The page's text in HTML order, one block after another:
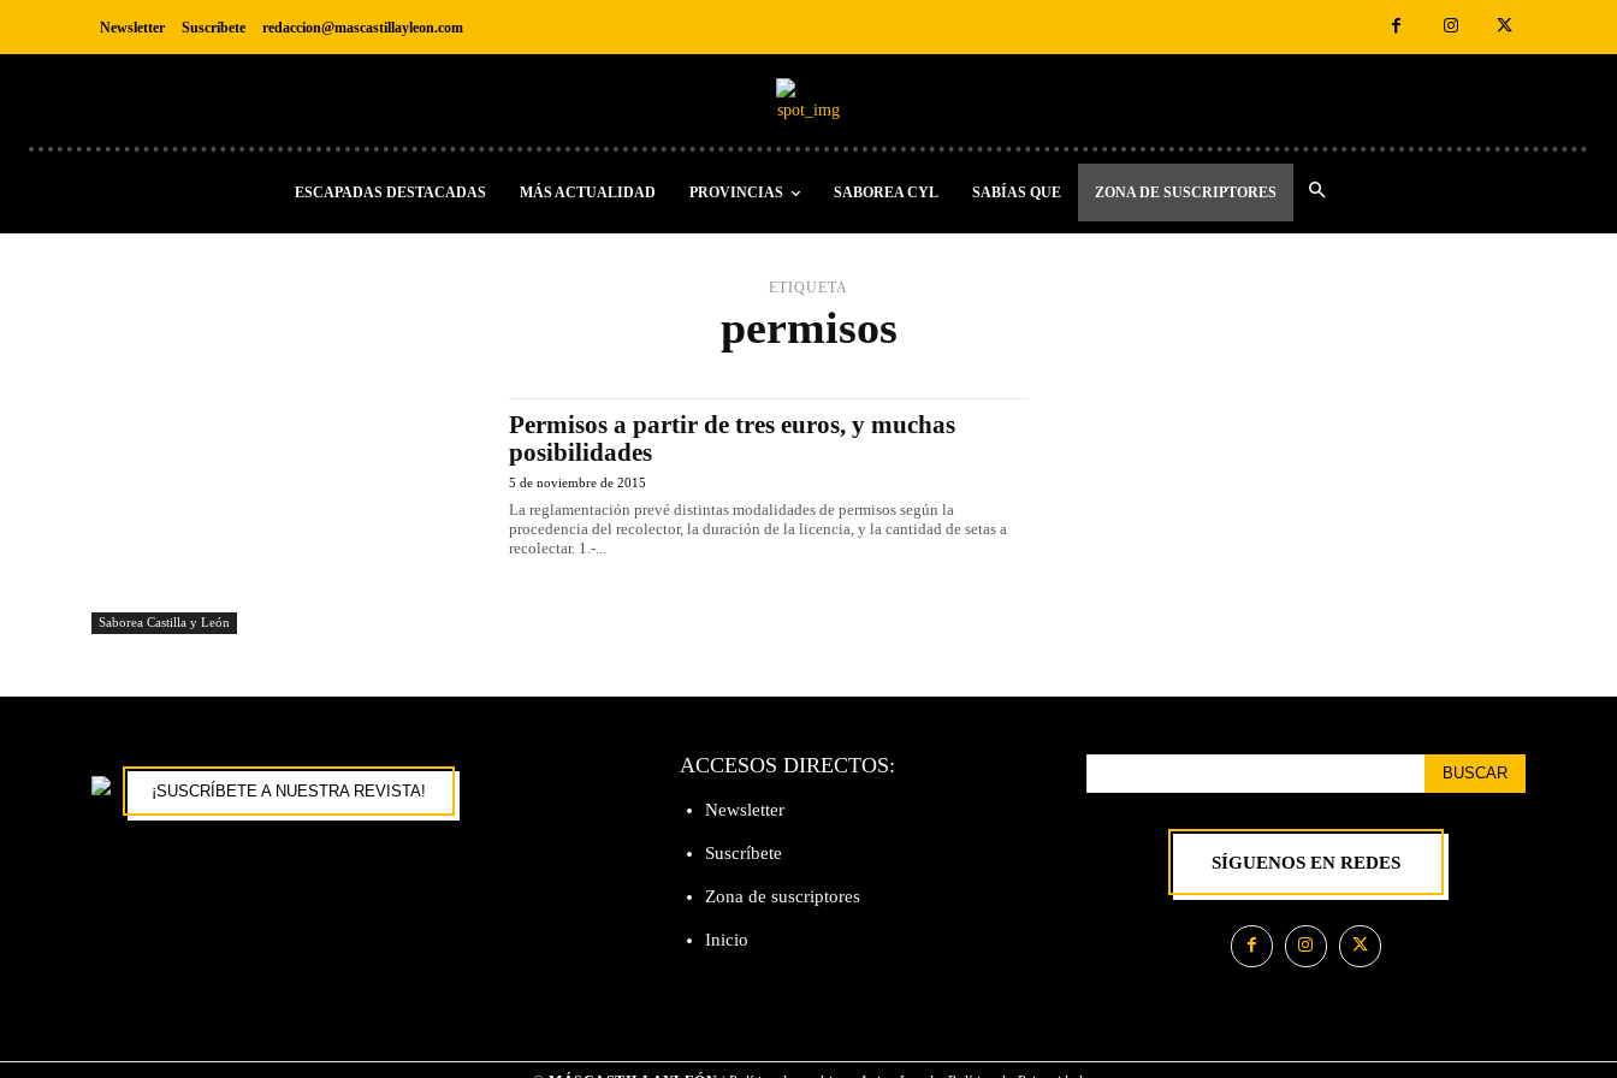
Newsletter Suscríbete redaccion@mascastillayleon.com
ESCAPADAS DESTACADAS MÁS ACTUALIDAD PROVINCIAS SABOREA CYL SABÍAS QUE ZONA DE SUSCRIPTORES
ETIQUETA
permisos
Saborea Castilla y León
Permisos a partir de tres euros, y muchas
posibilidades
5 de noviembre de 2015
La reglamentación prevé distintas modalidades de permisos según la
procedencia del recolector, la duración de la licencia, y la cantidad de setas a
recolectar. 1.-...
¡SUSCRÍBETE A NUESTRA REVISTA!
ACCESOS DIRECTOS:
Newsletter
Suscríbete
Zona de suscriptores
Inicio
BUSCAR
SÍGUENOS EN REDES